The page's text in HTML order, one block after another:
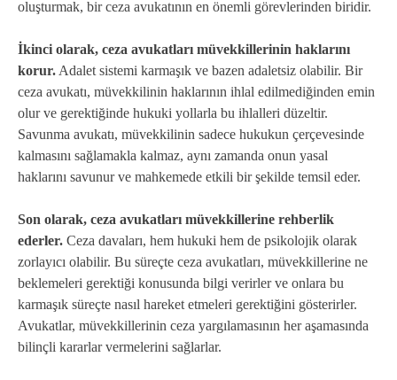
oluşturmak, bir ceza avukatının en önemli görevlerinden biridir.
İkinci olarak, ceza avukatları müvekkillerinin haklarını
korur. Adalet sistemi karmaşık ve bazen adaletsiz olabilir. Bir
ceza avukatı, müvekkilinin haklarının ihlal edilmediğinden emin
olur ve gerektiğinde hukuki yollarla bu ihlalleri düzeltir.
Savunma avukatı, müvekkilinin sadece hukukun çerçevesinde
kalmasını sağlamakla kalmaz, aynı zamanda onun yasal
haklarını savunur ve mahkemede etkili bir şekilde temsil eder.
Son olarak, ceza avukatları müvekkillerine rehberlik
ederler. Ceza davaları, hem hukuki hem de psikolojik olarak
zorlayıcı olabilir. Bu süreçte ceza avukatları, müvekkillerine ne
beklemeleri gerektiği konusunda bilgi verirler ve onlara bu
karmaşık süreçte nasıl hareket etmeleri gerektiğini gösterirler.
Avukatlar, müvekkillerinin ceza yargılamasının her aşamasında
bilinçli kararlar vermelerini sağlarlar.